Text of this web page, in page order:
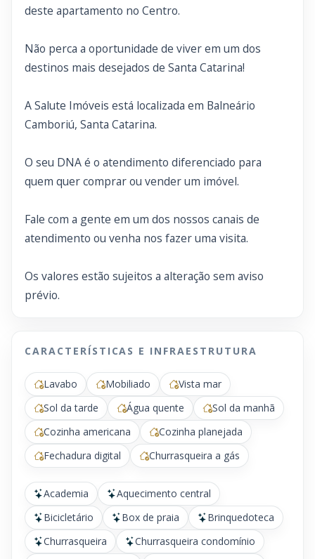
deste apartamento no Centro.
Não perca a oportunidade de viver em um dos
destinos mais desejados de Santa Catarina!
A Salute Imóveis está localizada em Balneário
Camboriú, Santa Catarina.
O seu DNA é o atendimento diferenciado para
quem quer comprar ou vender um imóvel.
Fale com a gente em um dos nossos canais de
atendimento ou venha nos fazer uma visita.
Os valores estão sujeitos a alteração sem aviso
prévio.
CARACTERÍSTICAS E INFRAESTRUTURA
Lavabo Mobiliado
Vista mar
Sol da tarde
Água quente
Sol da manhã
Cozinha americana
Cozinha planejada
Fechadura digital
Churrasqueira a gás
Academia
Aquecimento central
Bicicletário
Box de praia
Brinquedoteca
Churrasqueira
Churrasqueira condomínio